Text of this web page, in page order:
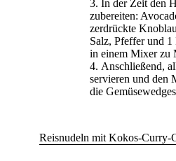
In der Zeit den
zubereiten:
zerdrückte
Salz, Pfeffer und
in einem Mixer zu
Anschließend,
servieren und den
die
Reisnudeln mit Kokos-Curry-